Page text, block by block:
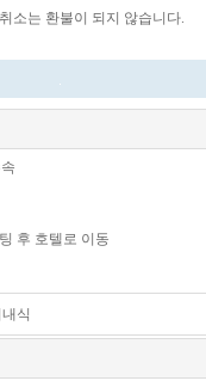
소는 환불이 되지 않습니다.
후 호텔로 이동
식